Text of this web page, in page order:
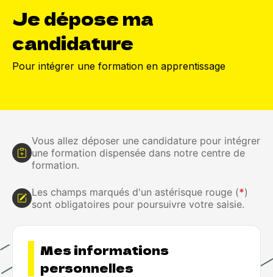
Je dépose ma
candidature
Pour intégrer une formation en apprentissage
Vous allez déposer une candidature pour intégrer
une formation dispensée dans notre centre de
formation.
Les champs marqués d'un astérisque rouge (*)
sont obligatoires pour poursuivre votre saisie.
Mes informations
personnelles